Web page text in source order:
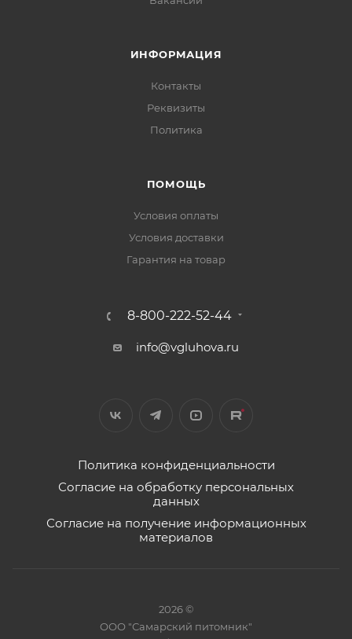
ИНФОРМАЦИЯ
Контакты
Реквизиты
Политика
ПОМОЩЬ
Условия оплаты
Условия доставки
Гарантия на товар
8-800-222-52-44
info@vgluhova.ru
Политика конфиденциальности
Согласие на обработку персональных
данных
Согласие на получение информационных
материалов
2026 ©
ООО "Самарский питомник"